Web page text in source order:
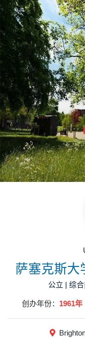
萨塞克斯大
公立 | 综
创办年份： 1961年